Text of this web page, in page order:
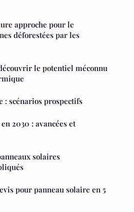
approche pour le
déforestées par les
le potentiel méconnu
: scénarios prospectifs
2030 : avancées et
solaires
pour panneau solaire en 5